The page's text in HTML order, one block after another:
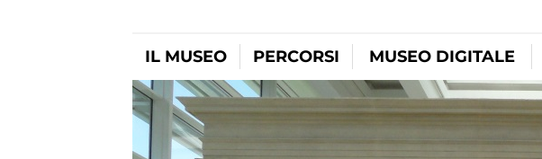
IL MUSEO PERCORSI MUSEO DIGITALE